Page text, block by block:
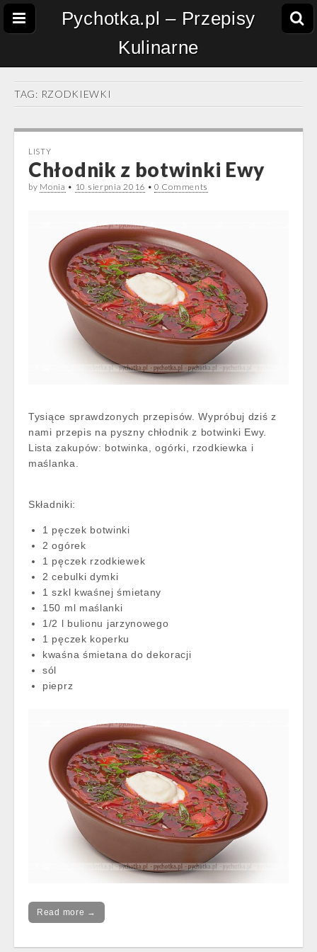
Pychotka.pl – Przepisy
Kulinarne
TAG: RZODKIEWKI
LISTY
Chłodnik z botwinki Ewy
by Monia • 10 sierpnia 2016 •0 Comments
Tysiące sprawdzonych przepisów. Wypróbuj dziś z
nami przepis na pyszny chłodnik z botwinki Ewy.
Lista zakupów: botwinka, ogórki, rzodkiewka i
maślanka.
Składniki:
1 pęczek botwinki
2 ogórek
1 pęczek rzodkiewek
2 cebulki dymki
1 szkl kwaśnej śmietany
150 ml maślanki
1/2 l bulionu jarzynowego
1 pęczek koperku
kwaśna śmietana do dekoracji
sól
pieprz
Read more →